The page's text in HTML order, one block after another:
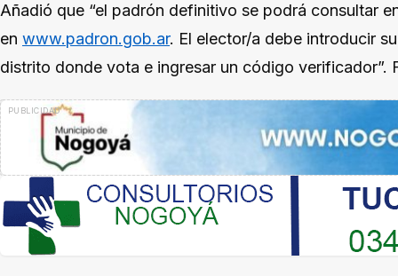
Añadió que “el padrón definitivo se podrá consultar
en www.padron.gob.ar. El elector/a debe introducir
distrito donde vota e ingresar un código verificador”.